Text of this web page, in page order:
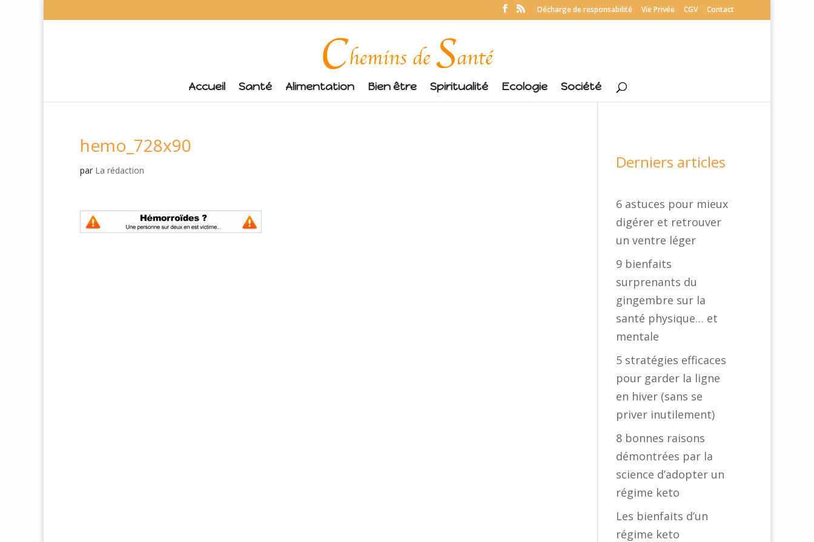
Décharge de responsabilité Vie Privée CGV Contact
Accueil Santé Alimentation Bien être Spiritualité Ecologie Société
hemo_728x90
par La rédaction Derniers articles
6 astuces pour mieux
digérer et retrouver
un ventre léger
9 bienfaits
surprenants du
gingembre sur la
santé physique… et
mentale
5 stratégies efficaces
pour garder la ligne
en hiver (sans se
priver inutilement)
8 bonnes raisons
démontrées par la
science d’adopter un
régime keto
Les bienfaits d’un
régime keto